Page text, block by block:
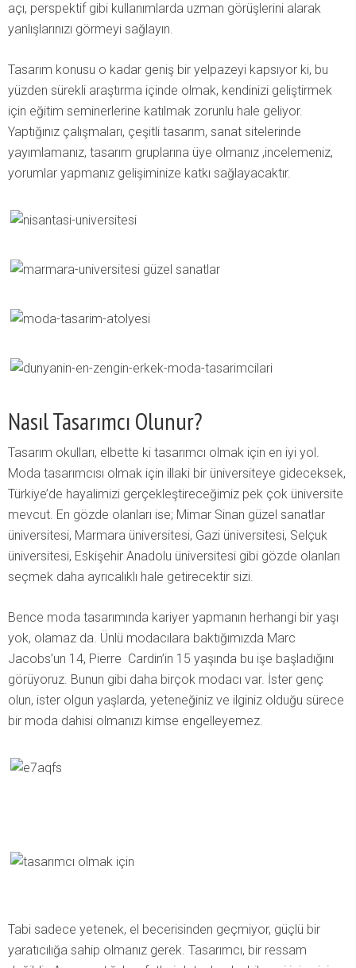
açı, perspektif gibi kullanımlarda uzman görüşlerini alarak
yanlışlarınızı görmeyi sağlayın.
Tasarım konusu o kadar geniş bir yelpazeyi kapsıyor ki, bu
yüzden sürekli araştırma içinde olmak, kendinizi geliştirmek
için eğitim seminerlerine katılmak zorunlu hale geliyor.
Yaptığınız çalışmaları, çeşitli tasarım, sanat sitelerinde
yayımlamanız, tasarım gruplarına üye olmanız ,incelemeniz,
yorumlar yapmanız gelişiminize katkı sağlayacaktır.
Nasıl Tasarımcı Olunur?
Tasarım okulları, elbette ki tasarımcı olmak için en iyi yol.
Moda tasarımcısı olmak için illaki bir üniversiteye gideceksek,
Türkiye’de hayalimizi gerçekleştireceğimiz pek çok üniversite
mevcut. En gözde olanları ise; Mimar Sinan güzel sanatlar
üniversitesi, Marmara üniversitesi, Gazi üniversitesi, Selçuk
üniversitesi, Eskişehir Anadolu üniversitesi gibi gözde olanları
seçmek daha ayrıcalıklı hale getirecektir sizi.
Bence moda tasarımında kariyer yapmanın herhangi bir yaşı
yok, olamaz da. Ünlü modacılara baktığımızda Marc
Jacobs’un 14, Pierre Cardin’in 15 yaşında bu işe başladığını
görüyoruz. Bunun gibi daha birçok modacı var. İster genç
olun, ister olgun yaşlarda, yeteneğiniz ve ilginiz olduğu sürece
bir moda dahisi olmanızı kimse engelleyemez.
Tabi sadece yetenek, el becerisinden geçmiyor, güçlü bir
yaratıcılığa sahip olmanız gerek. Tasarımcı, bir ressam